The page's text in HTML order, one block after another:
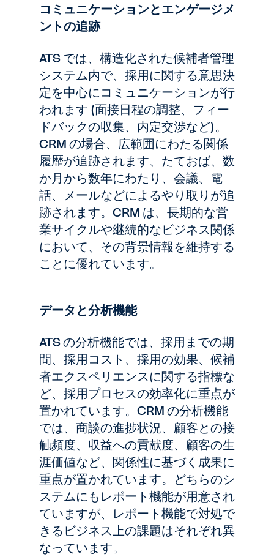
コミュニケーションとエンゲージメ
ントの追跡
ATS では、構造化された候補者管理
システム内で、採用に関する意思決
定を中心にコミュニケーションが行
われます (面接日程の調整、フィー
ドバックの収集、内定交渉など)。
CRM の場合、広範囲にわたる関係
履歴が追跡されます、たておば、数
か月から数年にわたり、会議、電
話、メールなどによるやり取りが追
跡されます。CRM は、長期的な営
業サイクルや継続的なビジネス関係
において、その背景情報を維持する
ことに優れています。
データと分析機能
ATS の分析機能では、採用までの期
間、採用コスト、採用の効果、候補
者エクスペリエンスに関する指標な
ど、採用プロセスの効率化に重点が
置かれています。CRM の分析機能
では、商談の進捗状況、顧客との接
触頻度、収益への貢献度、顧客の生
涯価値など、関係性に基づく成果に
重点が置かれています。どちらのシ
ステムにもレポート機能が用意され
ていますが、レポート機能で対処で
きるビジネス上の課題はそれぞれ異
なっています。